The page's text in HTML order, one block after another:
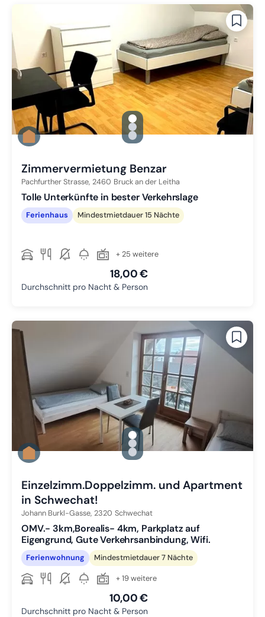
gallery.slide_selector
Zu Slide 1 wechseln
Zu Slide 2 wechseln
Zu Slide 3 wechseln
Zimmervermietung Benzar
Pachfurther Strasse, 2460 Bruck an der Leitha
Tolle Unterkünfte in bester Verkehrslage
Ferienhaus Mindestmietdauer 15 Nächte
+ 25 weitere
18,00 €
Durchschnitt pro Nacht & Person
gallery.slide_selector
Zu Slide 1 wechseln
Zu Slide 2 wechseln
Zu Slide 3 wechseln
Einzelzimm.Doppelzimm. und Apartment
in Schwechat!
Johann Burkl-Gasse, 2320 Schwechat
OMV.- 3km,Borealis- 4km, Parkplatz auf
Eigengrund, Gute Verkehrsanbindung, Wifi.
Ferienwohnung Mindestmietdauer 7 Nächte
+ 19 weitere
10,00 €
Durchschnitt pro Nacht & Person